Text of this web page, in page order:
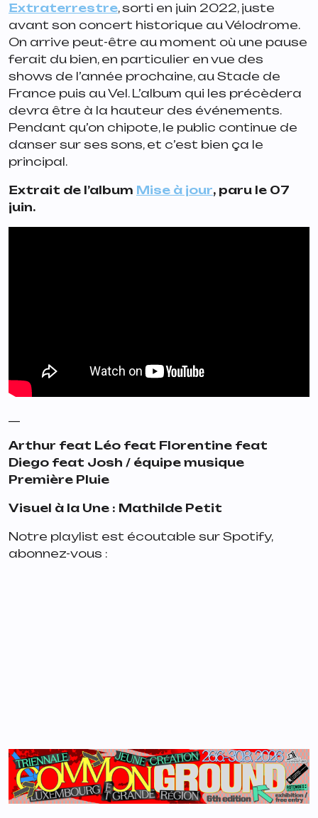
Extraterrestre, sorti en juin 2022, juste
avant son concert historique au Vélodrome.
On arrive peut-être au moment où une pause
ferait du bien, en particulier en vue des
shows de l’année prochaine, au Stade de
France puis au Vel. L’album qui les précèdera
devra être à la hauteur des événements.
Pendant qu’on chipote, le public continue de
danser sur ses sons, et c’est bien ça le
principal.
Extrait de l’album Mise à jour, paru le 07
juin.
Arthur feat Léo feat Florentine feat
Diego feat Josh / équipe musique
Première Pluie
Visuel à la Une : Mathilde Petit
Notre playlist est écoutable sur Spotify,
abonnez-vous :